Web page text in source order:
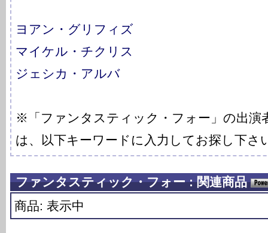
ヨアン・グリフィズ
マイケル・チクリス
ジェシカ・アルバ
※「ファンタスティック・フォー」の出演
は、以下キーワードに入力してお探し下さ
ファンタスティック・フォー : 関連商品
商品: 表示中